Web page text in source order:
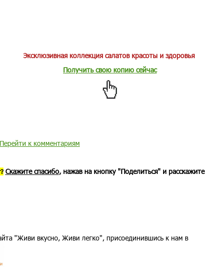
Эксклюзивная коллекция салатов красоты и здоровья
Получить свою копию сейчас
Перейти к комментариям
Скажите спасибо, нажав на кнопку "Поделиться" и расскажите
"Живи вкусно, Живи легко", присоединившись к нам в